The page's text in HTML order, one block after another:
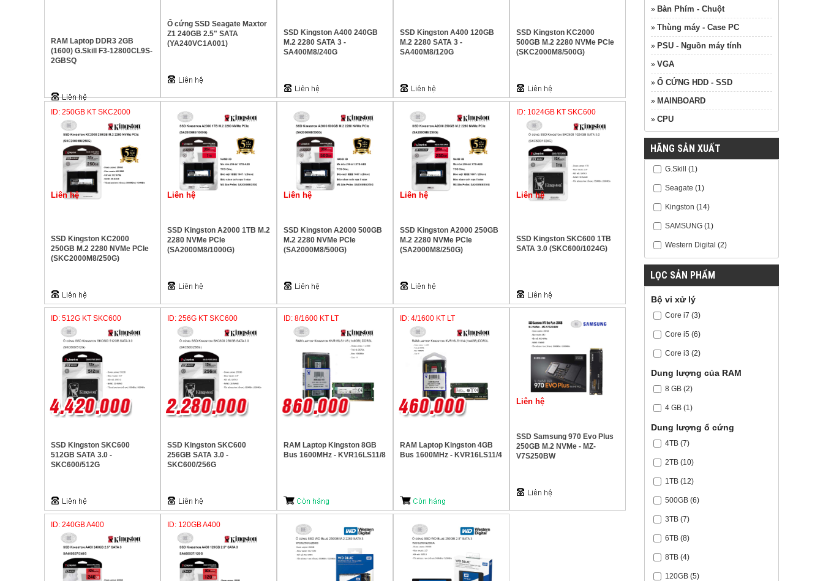
RAM Laptop DDR3 2GB
(1600) G.Skill F3-12800CL9S-
2GBSQ
Ổ cứng SSD Seagate Maxtor
Z1 240GB 2.5" SATA
(YA240VC1A001)
SSD Kingston A400 240GB
M.2 2280 SATA 3 -
SA400M8/240G
SSD Kingston A400 120GB
M.2 2280 SATA 3 -
SA400M8/120G
SSD Kingston KC2000
500GB M.2 2280 NVMe PCIe
(SKC2000M8/500G)
ID: 250GB KT SKC2000
Liên hệ
SSD Kingston KC2000
250GB M.2 2280 NVMe PCIe
(SKC2000M8/250G)
Liên hệ
SSD Kingston A2000 1TB M.2
2280 NVMe PCIe
(SA2000M8/1000G)
Liên hệ
SSD Kingston A2000 500GB
M.2 2280 NVMe PCIe
(SA2000M8/500G)
Liên hệ
SSD Kingston A2000 250GB
M.2 2280 NVMe PCIe
(SA2000M8/250G)
ID: 1024GB KT SKC600
Liên hệ
SSD Kingston SKC600 1TB
SATA 3.0 (SKC600/1024G)
ID: 512G KT SKC600
SSD Kingston SKC600
512GB SATA 3.0 -
SKC600/512G
ID: 256G KT SKC600
SSD Kingston SKC600
256GB SATA 3.0 -
SKC600/256G
ID: 8/1600 KT LT
RAM Laptop Kingston 8GB
Bus 1600MHz - KVR16LS11/8
ID: 4/1600 KT LT
RAM Laptop Kingston 4GB
Bus 1600MHz - KVR16LS11/4
Liên hệ
SSD Samsung 970 Evo Plus
250GB M.2 NVMe - MZ-
V7S250BW
ID: 240GB A400 ID: 120GB A400
» Bàn Phím - Chuột
» Thùng máy - Case PC
» PSU - Nguồn máy tính
» VGA
» Ổ CỨNG HDD - SSD
» MAINBOARD
» CPU
HÃNG SẢN XUẤT
G.Skill (1)
Seagate (1)
Kingston (14)
SAMSUNG (1)
Western Digital (2)
LỌC SẢN PHẨM
Bộ vi xử lý
Core i7 (3)
Core i5 (6)
Core i3 (2)
Dung lượng của RAM
8 GB (2)
4 GB (1)
Dung lượng ổ cứng
4TB (7)
2TB (10)
1TB (12)
500GB (6)
3TB (7)
6TB (8)
8TB (4)
120GB (5)